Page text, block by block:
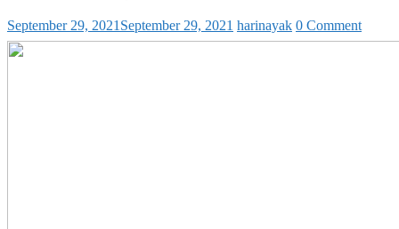
September 29, 2021 September 29, 2021 harinayak 0 Comment